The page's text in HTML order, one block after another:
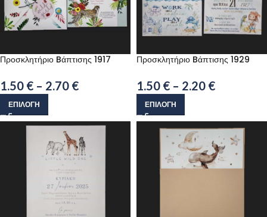
Προσκλητήριο Bάπτισης 1917
1.50 € – 2.70 €
ΕΠΙΛΟΓΉ
Προσκλητήριο Bάπτισης 1929
1.50 € – 2.20 €
ΕΠΙΛΟΓΉ